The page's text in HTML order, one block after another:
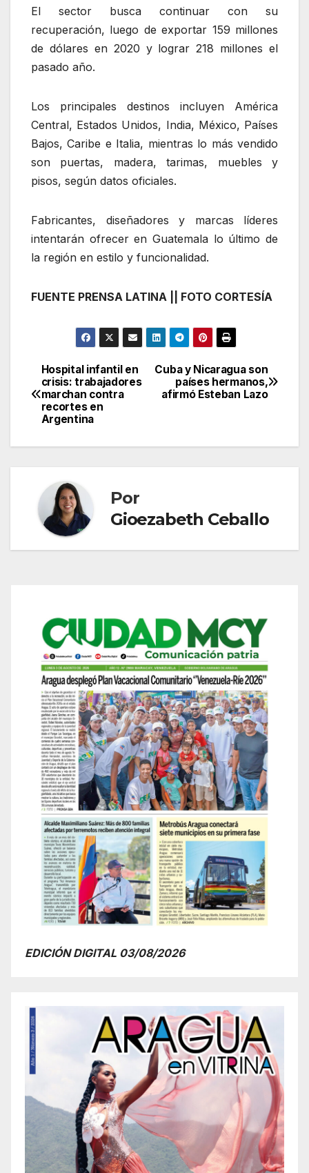
El sector busca continuar con su
recuperación, luego de exportar 159 millones
de dólares en 2020 y lograr 218 millones el
pasado año.
Los principales destinos incluyen América
Central, Estados Unidos, India, México, Países
Bajos, Caribe e Italia, mientras lo más vendido
son puertas, madera, tarimas, muebles y
pisos, según datos oficiales.
Fabricantes, diseñadores y marcas líderes
intentarán ofrecer en Guatemala lo último de
la región en estilo y funcionalidad.
FUENTE PRENSA LATINA || FOTO CORTESÍA
Navegación
de
entradas
Cuba y Nicaragua son
países hermanos,
afirmó Esteban Lazo
Hospital infantil en
crisis: trabajadores
marchan contra
recortes en
Argentina
Por
Gioezabeth Ceballo
EDICIÓN DIGITAL 03/08/2026